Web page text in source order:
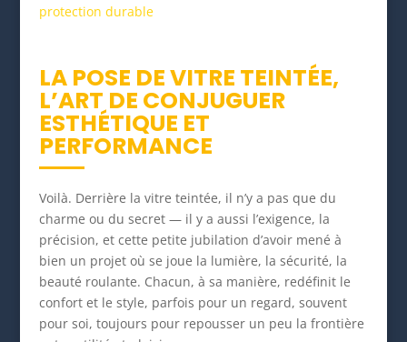
protection durable
LA POSE DE VITRE TEINTÉE,
L’ART DE CONJUGUER
ESTHÉTIQUE ET
PERFORMANCE
Voilà. Derrière la vitre teintée, il n’y a pas que du
charme ou du secret — il y a aussi l’exigence, la
précision, et cette petite jubilation d’avoir mené à
bien un projet où se joue la lumière, la sécurité, la
beauté roulante. Chacun, à sa manière, redéfinit le
confort et le style, parfois pour un regard, souvent
pour soi, toujours pour repousser un peu la frontière